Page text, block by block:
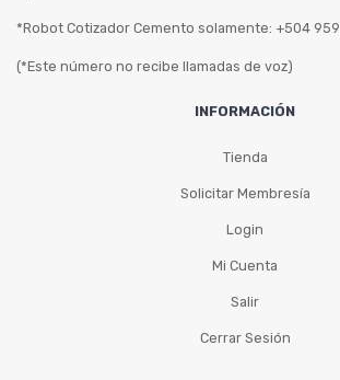
*Robot Cotizador Cemento solamente: +504
(*Este número no recibe llamadas de voz)
INFORMACIÓN
Tienda
Solicitar Membresía
Login
Mi Cuenta
Salir
Cerrar Sesión